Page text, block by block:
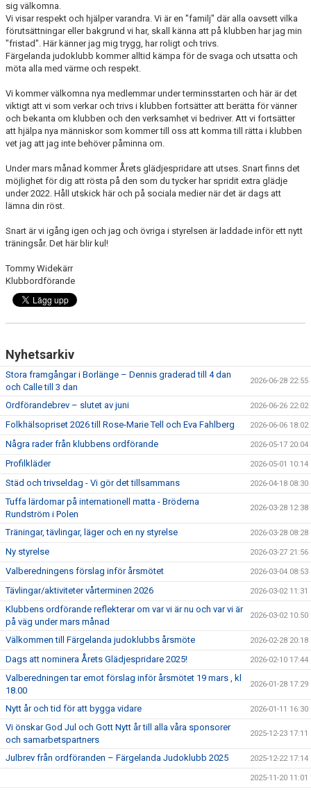
sig välkomna.
Vi visar respekt och hjälper varandra. Vi är en "familj" där alla oavsett vilka
förutsättningar eller bakgrund vi har, skall känna att på klubben har jag min
"fristad". Här känner jag mig trygg, har roligt och trivs.
Färgelanda judoklubb kommer alltid kämpa för de svaga och utsatta och
möta alla med värme och respekt.
Vi kommer välkomna nya medlemmar under terminsstarten och här är det
viktigt att vi som verkar och trivs i klubben fortsätter att berätta för vänner
och bekanta om klubben och den verksamhet vi bedriver. Att vi fortsätter
att hjälpa nya människor som kommer till oss att komma till rätta i klubben
vet jag att jag inte behöver påminna om.
Under mars månad kommer Årets glädjespridare att utses. Snart finns det
möjlighet för dig att rösta på den som du tycker har spridit extra glädje
under 2022. Håll utskick här och på sociala medier när det är dags att
lämna din röst.
Snart är vi igång igen och jag och övriga i styrelsen är laddade inför ett nytt
träningsår. Det här blir kul!
Tommy Widekärr
Klubbordförande
Nyhetsarkiv
Stora framgångar i Borlänge – Dennis graderad till 4 dan
och Calle till 3 dan
2026-06-28 22:55
Ordförandebrev – slutet av juni 2026-06-26 22:02
Folkhälsopriset 2026 till Rose-Marie Tell och Eva Fahlberg 2026-06-06 18:02
Några rader från klubbens ordförande 2026-05-17 20:04
Profilkläder 2026-05-01 10:14
Städ och trivseldag - Vi gör det tillsammans 2026-04-18 08:30
Tuffa lärdomar på internationell matta - Bröderna
Rundström i Polen
2026-03-28 12:38
Träningar, tävlingar, läger och en ny styrelse 2026-03-28 08:28
Ny styrelse 2026-03-27 21:56
Valberedningens förslag inför årsmötet 2026-03-04 08:53
Tävlingar/aktiviteter vårterminen 2026 2026-03-02 11:31
Klubbens ordförande reflekterar om var vi är nu och var vi är
på väg under mars månad
2026-03-02 10:50
Välkommen till Färgelanda judoklubbs årsmöte 2026-02-28 20:18
Dags att nominera Årets Glädjespridare 2025! 2026-02-10 17:44
Valberedningen tar emot förslag inför årsmötet 19 mars , kl
18.00
2026-01-28 17:29
Nytt år och tid för att bygga vidare 2026-01-11 16:30
Vi önskar God Jul och Gott Nytt år till alla våra sponsorer
och samarbetspartners
2025-12-23 17:11
Julbrev från ordföranden – Färgelanda Judoklubb 2025 2025-12-22 17:14
2025-11-20 11:01